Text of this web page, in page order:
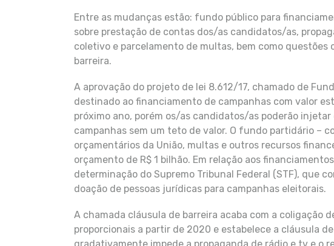
Entre as mudanças estão: fundo público para
sobre prestação de contas dos/as candidatos/as,
coletivo e parcelamento de multas, bem como questões
barreira.
A aprovação do projeto de lei 8.612/17, chamado de
destinado ao financiamento de campanhas com valor
próximo ano, porém os/as candidatos/as poderão
campanhas sem um teto de valor. O fundo partidário –
orçamentários da União, multas e outros recursos
orçamento de R$ 1 bilhão. Em relação aos
determinação do Supremo Tribunal Federal (STF), que
doação de pessoas jurídicas para campanhas eleitorais.
A chamada cláusula de barreira acaba com a coligação
proporcionais a partir de 2020 e estabelece a cláusula